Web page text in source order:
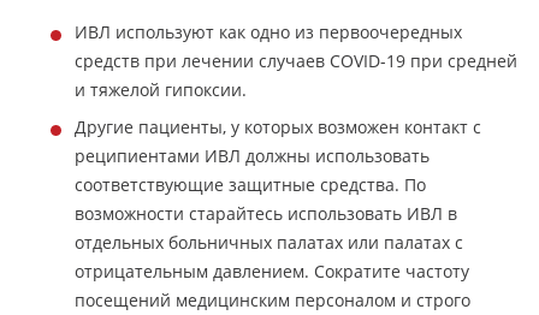
ИВЛ используют как одно из первоочередных
средств при лечении случаев COVID-19 при средней
и тяжелой гипоксии.
Другие пациенты, у которых возможен контакт с
реципиентами ИВЛ должны использовать
соответствующие защитные средства. По
возможности старайтесь использовать ИВЛ в
отдельных больничных палатах или палатах с
отрицательным давлением. Сократите частоту
посещений медицинским персоналом и строго